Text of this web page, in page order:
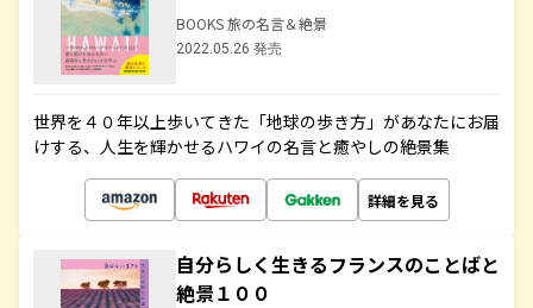
BOOKS 旅の名言＆絶景
2022.05.26 発売
世界を４０年以上歩いてきた「地球の歩き方」があなたにお届
けする、人生を輝かせるハワイの名言と癒やしの絶景集
詳細を見る
自分らしく生きるフランスのことばと
絶景１００